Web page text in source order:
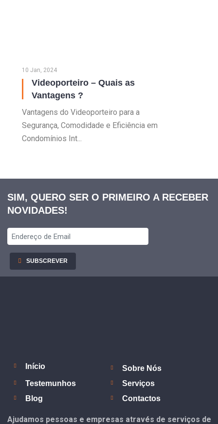
10 Jan, 2024
Videoporteiro – Quais as
Vantagens ?
Vantagens do Videoporteiro para a
Segurança, Comodidade e Eficiência em
Condomínios Int...
SIM, QUERO SER O PRIMEIRO A RECEBER
NOVIDADES!
SUBSCREVER
Início
Sobre Nós
Testemunhos
Serviços
Blog
Contactos
Ajudamos pessoas e empresas através de serviços de